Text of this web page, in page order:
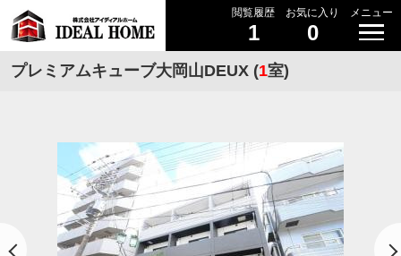
閲覧履歴
1
お気に入り
0
メニュー
プレミアムキューブ大岡山DEUX (1室)